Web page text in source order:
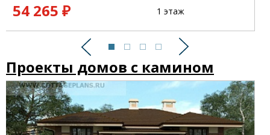
Предыдущий Следующий
54 265 ₽
1 этаж
Проекты домов с камином